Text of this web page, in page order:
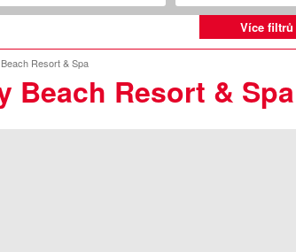
Více filtrů
Resort & Spa
Beach Resort & Spa